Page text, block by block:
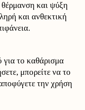
θέρμανση και ψύξη
και ανθεκτική
για το καθάρισμα
μπορείτε να το
την χρήση